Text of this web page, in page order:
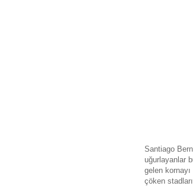
Santiago
uğurlayanlar
gelen
çöken